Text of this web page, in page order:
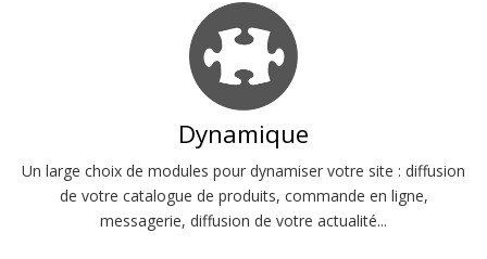
Dynamique
Un large choix de modules pour dynamiser votre site : diffusion
de votre catalogue de produits, commande en ligne,
messagerie, diffusion de votre actualité...